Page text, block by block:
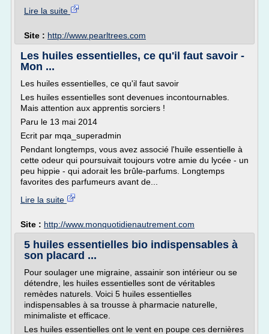
Lire la suite
Site : http://www.pearltrees.com
Les huiles essentielles, ce qu'il faut savoir -
Mon ...
Les huiles essentielles, ce qu'il faut savoir
Les huiles essentielles sont devenues incontournables.
Mais attention aux apprentis sorciers !
Paru le 13 mai 2014
Ecrit par mqa_superadmin
Pendant longtemps, vous avez associé l'huile essentielle à
cette odeur qui poursuivait toujours votre amie du lycée - un
peu hippie - qui adorait les brûle-parfums. Longtemps
favorites des parfumeurs avant de...
Lire la suite
Site : http://www.monquotidienautrement.com
5 huiles essentielles bio indispensables à
son placard ...
Pour soulager une migraine, assainir son intérieur ou se
détendre, les huiles essentielles sont de véritables
remèdes naturels. Voici 5 huiles essentielles
indispensables à sa trousse à pharmacie naturelle,
minimaliste et efficace.
Les huiles essentielles ont le vent en poupe ces dernières